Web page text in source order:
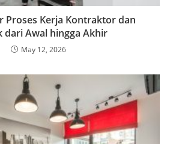
Proses Kerja Kontraktor dan
dari Awal hingga Akhir
May 12, 2026